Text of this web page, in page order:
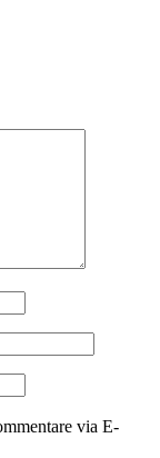
via E-